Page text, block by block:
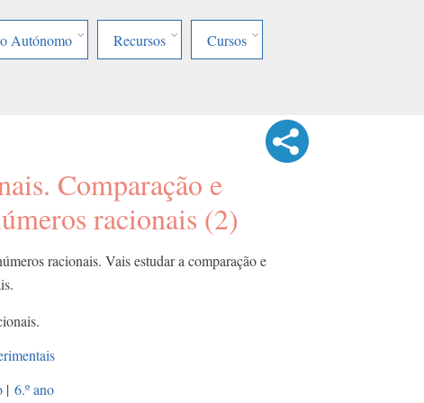
Autónomo Recursos Cursos
Comparação e
racionais (2)
racionais. Vais estudar a comparação e
| 6.º ano